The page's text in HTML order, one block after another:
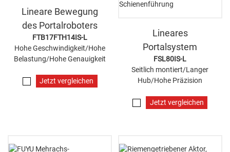
Lineare Bewegung
des Portalroboters
FTB17FTH14IS-L
Hohe Geschwindigkeit/Hohe
Belastung/Hohe Genauigkeit
Jetzt vergleichen
Lineares
Portalsystem
FSL80IS-L
Seitlich montiert/Langer
Hub/Hohe Präzision
Jetzt vergleichen